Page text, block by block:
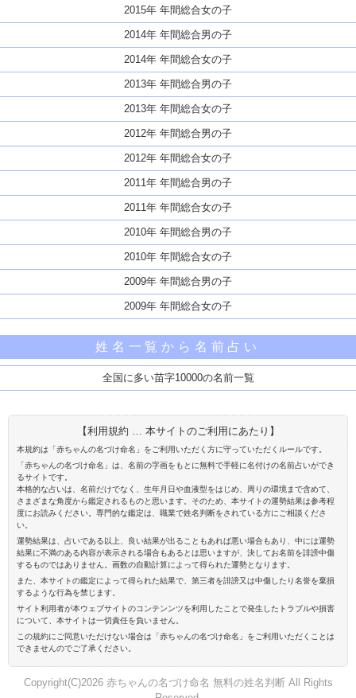
2015年 年間総合女の子
2014年 年間総合男の子
2014年 年間総合女の子
2013年 年間総合男の子
2013年 年間総合女の子
2012年 年間総合男の子
2012年 年間総合女の子
2011年 年間総合男の子
2011年 年間総合女の子
2010年 年間総合男の子
2010年 年間総合女の子
2009年 年間総合男の子
2009年 年間総合女の子
姓名一覧から名前占い
全国に多い苗字10000の名前一覧
【利用規約 … 本サイトのご利用にあたり】
本規約は「赤ちゃんの名づけ命名」をご利用いただく方に守っていただくルールです。
「赤ちゃんの名づけ命名」は、名前の字画をもとに無料で手軽に名付けの名前占いができ
るサイトです。
本格的な占いは、名前だけでなく、生年月日や血液型をはじめ、周りの環境まで含めて、
さまざまな角度から鑑定されるものと思います。そのため、本サイトの運勢結果は参考程
度にお読みください。専門的な鑑定は、職業で姓名判断をされている方にご相談くださ
い。
運勢結果は、占いである以上、良い結果が出ることもあれば悪い場合もあり、中には運勢
結果に不満のある内容が表示される場合もあるとは思いますが、決してお名前を誹謗中傷
するものではありません。画数の自動計算によって得られた運勢となります。
また、本サイトの鑑定によって得られた結果で、第三者を誹謗又は中傷したり名誉を棄損
するような行為を禁じます。
サイト利用者が本ウェブサイトのコンテンンツを利用したことで発生したトラブルや損害
について、本サイトは一切責任を負いません。
この規約にご同意いただけない場合は「赤ちゃんの名づけ命名」をご利用いただくことは
できませんのでご了承ください。
Copyright(C)2026 赤ちゃんの名づけ命名 無料の姓名判断 All Rights